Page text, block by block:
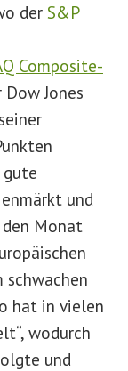
der S&P
Composite-
Jones
gute
und
Monat
schwachen
hat in vielen
wodurch
und